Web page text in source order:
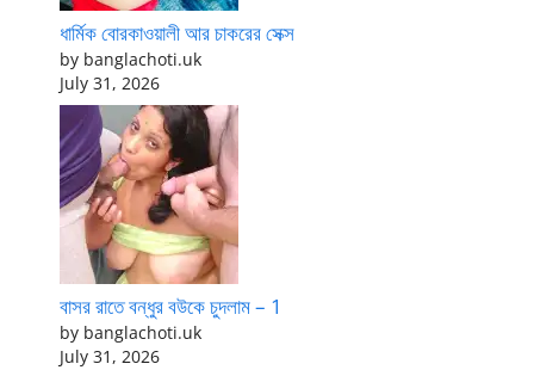
ধার্মিক বোরকাওয়ালী আর চাকরের সেক্স
by banglachoti.uk
July 31, 2026
বাসর রাতে বন্ধুর বউকে চুদলাম – 1
by banglachoti.uk
July 31, 2026